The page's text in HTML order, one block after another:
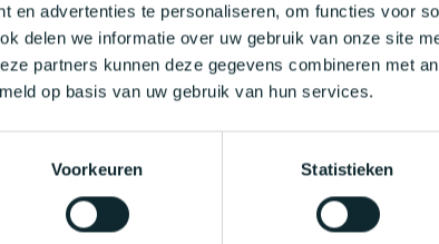
en advertenties te personaliseren, om functies voor
delen we informatie over uw gebruik van onze site
partners kunnen deze gegevens combineren met
op basis van uw gebruik van hun services.
Voorkeuren Statistieken
afhankelijk van je opleidingsniveau
maaltijdcheques,
voor je werk.
een bedrijfswagen of fietslease!